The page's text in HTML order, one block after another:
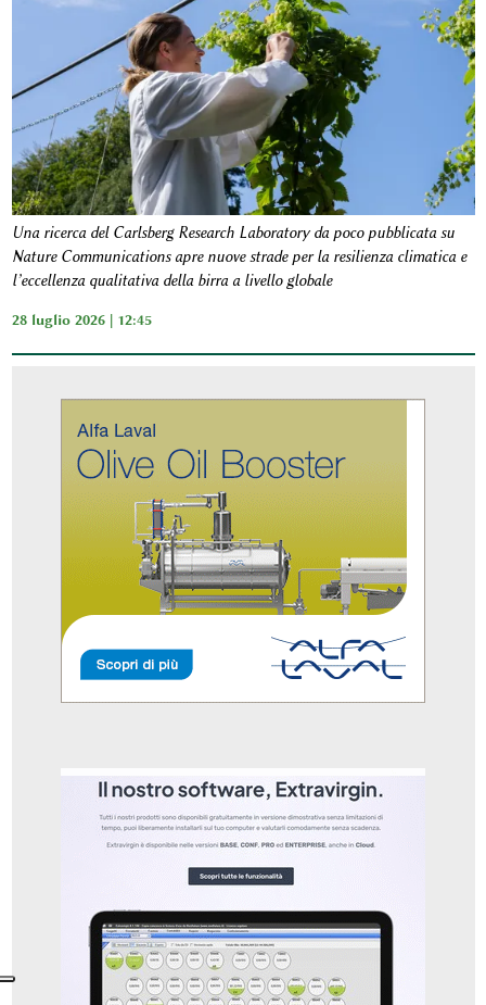
Una ricerca del Carlsberg Research Laboratory da poco pubblicata su
Nature Communications apre nuove strade per la resilienza climatica e
l’eccellenza qualitativa della birra a livello globale
28 luglio 2026 | 12:45